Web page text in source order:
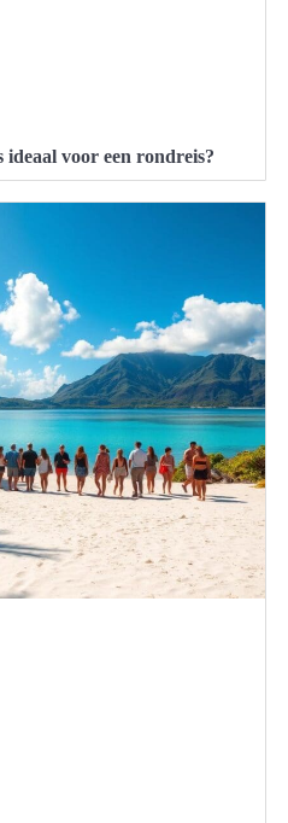
ideaal voor een rondreis?